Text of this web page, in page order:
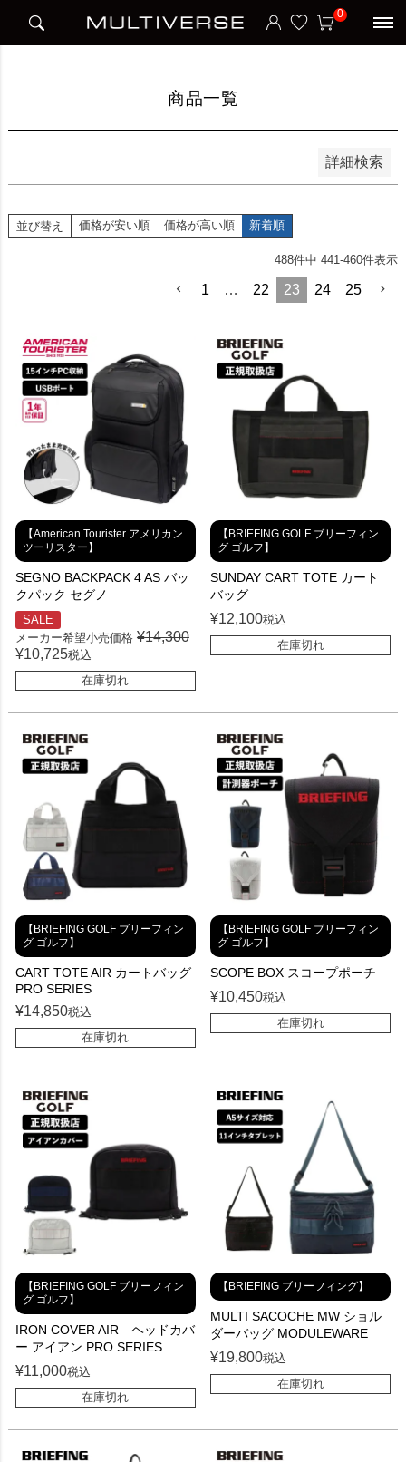
0
商品一覧
詳細検索
並び順
新着順
並び替え 価格が安い順 価格が高い順 新着順
488件中 441-460件表示
1 … 22 23 24 25
【American Tourister アメリカン
ツーリスター】
SEGNO BACKPACK 4 AS バッ
クパック セグノ
SALE
メーカー希望小売価格 ¥14,300
¥10,725税込
在庫切れ
【BRIEFING GOLF ブリーフィン
グ ゴルフ】
SUNDAY CART TOTE カート
バッグ
¥12,100税込
在庫切れ
【BRIEFING GOLF ブリーフィン
グ ゴルフ】
CART TOTE AIR カートバッグ
PRO SERIES
¥14,850税込
在庫切れ
【BRIEFING GOLF ブリーフィン
グ ゴルフ】
SCOPE BOX スコープポーチ
¥10,450税込
在庫切れ
【BRIEFING GOLF ブリーフィン
グ ゴルフ】
IRON COVER AIR ヘッドカバ
ー アイアン PRO SERIES
¥11,000税込
在庫切れ
【BRIEFING ブリーフィング】
MULTI SACOCHE MW ショル
ダーバッグ MODULEWARE
¥19,800税込
在庫切れ